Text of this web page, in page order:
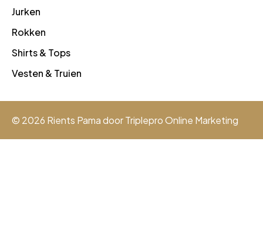
Jurken
Rokken
Shirts & Tops
Vesten & Truien
© 2026 Rients Pama doorTriplepro Online Marketing